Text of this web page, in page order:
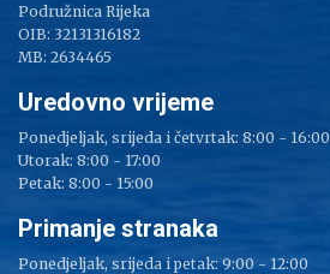
Podružnica Rijeka
OIB: 32131316182
MB: 2634465
Uredovno vrijeme
Ponedjeljak, srijeda i četvrtak: 8:00 - 16:00
Utorak: 8:00 - 17:00
Petak: 8:00 - 15:00
Primanje stranaka
Ponedjeljak, srijeda i petak: 9:00 - 12:00